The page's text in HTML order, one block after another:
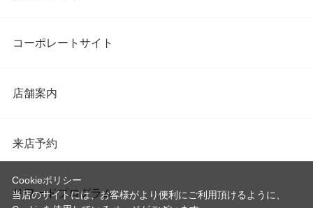
コーポレートサイト
店舗案内
来店予約
リワードプログラム
Cookieポリシー
当店のサイトには、お客様がより便利にご利用頂けるように、